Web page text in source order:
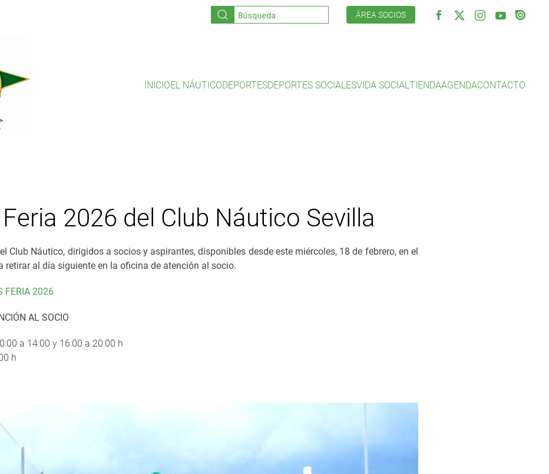
ÁREA SOCIOS
INICIOEL NÁUTICODEPORTESDEPORTES SOCIALESVIDA SOCIALTIENDAAGENDACONTACTO
2026 del Club Náutico Sevilla
Club Náutico, dirigidos a socios y aspirantes, disponibles desde este miércoles, 18 de febrero, en el
retirar al día siguiente en la oficina de atención al socio.
FERIA 2026
AL SOCIO
a 14:00 y 16:00 a 20:00 h
h